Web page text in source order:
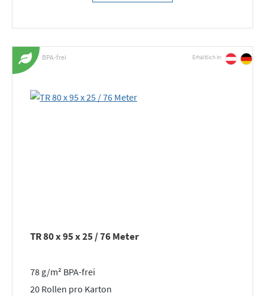
BPA-frei Erhältlich in:
TR 80 x 95 x 25 / 76 Meter
78 g/m² BPA-frei
20 Rollen pro Karton